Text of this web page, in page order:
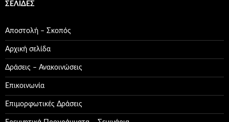
ΣΕΛΊΔΕΣ
Αποστολή – Σκοπός
Αρχική σελίδα
Δράσεις – Ανακοινώσεις
Επικοινωνία
Επιμορφωτικές Δράσεις